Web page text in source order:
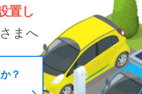
置し
まへ
？